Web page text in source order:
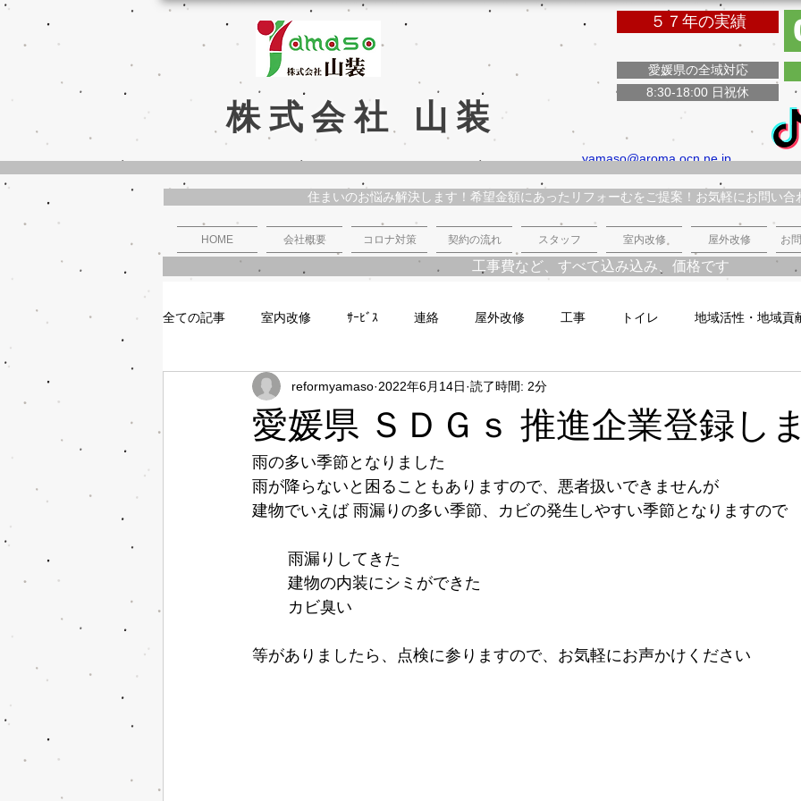
株式会社 山装
５７年の実績
愛媛県の全域対応
8:30-18:00 日祝休
yamaso@aroma.ocn.ne.jp
住まいのお悩み解決します！希望金額にあったリフォーむをご提案！お気軽にお問い合
HOME 会社概要 コロナ対策 契約の流れ スタッフ 室内改修 屋外改修 お
工事費など、すべて込み込み、価格です
全ての記事 室内改修 ｻｰﾋﾞｽ 連絡 屋外改修 工事 トイレ 地域活性・地域貢
愛媛県 ＳＤＧｓ 推進企業登録し
reformyamaso 2022年6月14日 読了時間: 2分
雨の多い季節となりました
雨が降らないと困ることもありますので、悪者扱いできませんが
建物でいえば 雨漏りの多い季節、カビの発生しやすい季節となりますので
雨漏りしてきた
建物の内装にシミができた
カビ臭い
等がありましたら、点検に参りますので、お気軽にお声かけください